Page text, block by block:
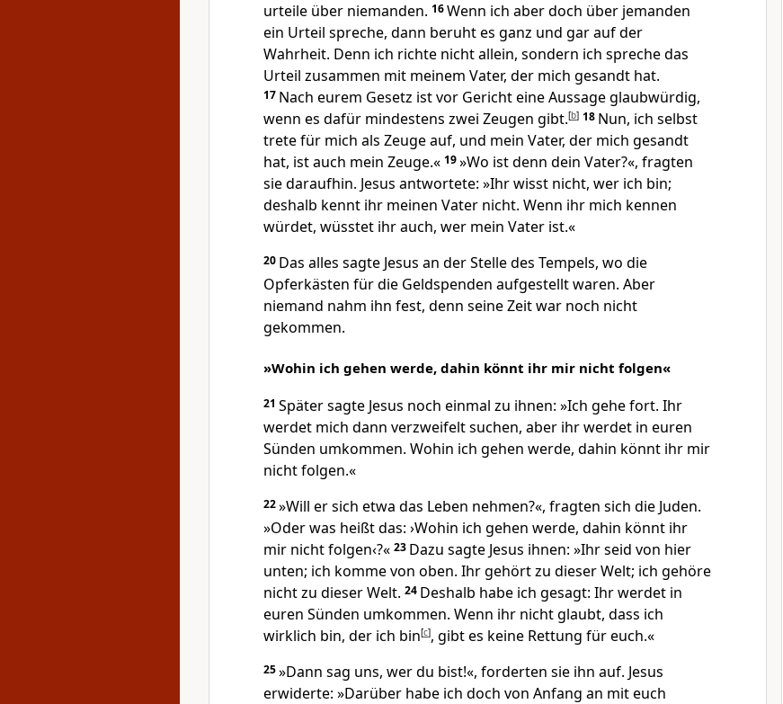
urteile über niemanden. 16Wenn ich aber doch über jemanden
ein Urteil spreche, dann beruht es ganz und gar auf der
Wahrheit. Denn ich richte nicht allein, sondern ich spreche das
Urteil zusammen mit meinem Vater, der mich gesandt hat.
17 Nach eurem Gesetz ist vor Gericht eine Aussage glaubwürdig,
wenn es dafür mindestens zwei Zeugen gibt.[b] 18 Nun, ich selbst
trete für mich als Zeuge auf, und mein Vater, der mich gesandt
hat, ist auch mein Zeuge.« 19»Wo ist denn dein Vater?«, fragten
sie daraufhin. Jesus antwortete: »Ihr wisst nicht, wer ich bin;
deshalb kennt ihr meinen Vater nicht. Wenn ihr mich kennen
würdet, wüsstet ihr auch, wer mein Vater ist.«
20 Das alles sagte Jesus an der Stelle des Tempels, wo die
Opferkästen für die Geldspenden aufgestellt waren. Aber
niemand nahm ihn fest, denn seine Zeit war noch nicht
gekommen.
»Wohin ich gehen werde, dahin könnt ihr mir nicht folgen«
21 Später sagte Jesus noch einmal zu ihnen: »Ich gehe fort. Ihr
werdet mich dann verzweifelt suchen, aber ihr werdet in euren
Sünden umkommen. Wohin ich gehen werde, dahin könnt ihr mir
nicht folgen.«
22»Will er sich etwa das Leben nehmen?«, fragten sich die Juden.
»Oder was heißt das: ›Wohin ich gehen werde, dahin könnt ihr
mir nicht folgen‹?« 23 Dazu sagte Jesus ihnen: »Ihr seid von hier
unten; ich komme von oben. Ihr gehört zu dieser Welt; ich gehöre
nicht zu dieser Welt. 24 Deshalb habe ich gesagt: Ihr werdet in
euren Sünden umkommen. Wenn ihr nicht glaubt, dass ich
wirklich bin, der ich bin[c], gibt es keine Rettung für euch.«
25»Dann sag uns, wer du bist!«, forderten sie ihn auf. Jesus
erwiderte: »Darüber habe ich doch von Anfang an mit euch